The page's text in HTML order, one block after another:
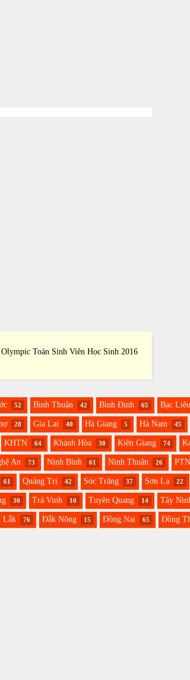
Toán Sinh Viên Học Sinh 2016
52 Bình Thuận 42 Bình Định 65 Bạc Liêu
28 Gia Lai 40 Hà Giang 5 Hà Nam 45
KHTN 64 Khánh Hòa 30 Kiên Giang 74
An 73 Ninh Bình 61 Ninh Thuận 26
61 Quảng Trị 42 Sóc Trăng 37 Sơn La 22
30 Trà Vinh 10 Tuyên Quang 14 Tây
Lắk 76 Đắk Nông 15 Đồng Nai 65 Đồng